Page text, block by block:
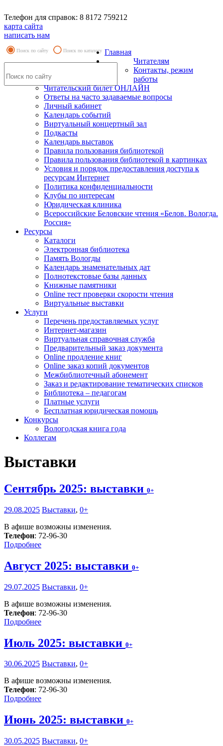
Телефон для справок: 8 8172 759212
карта сайта
написать нам
Поиск по сайту Поиск по каталогу Главная
Читателям
Контакты, режим
работы
Читательский билет ОНЛАЙН
Ответы на часто задаваемые вопросы
Личный кабинет
Календарь событий
Виртуальный концертный зал
Подкасты
Календарь выставок
Правила пользования библиотекой
Правила пользования библиотекой в картинках
Условия и порядок предоставления доступа к
ресурсам Интернет
Политика конфиденциальности
Клубы по интересам
Юридическая клиника
Всероссийские Беловские чтения «Белов. Вологда.
Россия»
Ресурсы
Каталоги
Электронная библиотека
Память Вологды
Календарь знаменательных дат
Полнотекстовые базы данных
Книжные памятники
Online тест проверки скорости чтения
Виртуальные выставки
Услуги
Перечень предоставляемых услуг
Интернет-магазин
Виртуальная справочная служба
Предварительный заказ документа
Online продление книг
Online заказ копий документов
Межбиблиотечный абонемент
Заказ и редактирование тематических списков
Библиотека – педагогам
Платные услуги
Бесплатная юридическая помощь
Конкурсы
Вологодская книга года
Коллегам
Выставки
Сентябрь 2025: выставки 0+
29.08.2025 Выставки, 0+
В афише возможны изменения.
Телефон: 72-96-30
Подробнее
Август 2025: выставки 0+
29.07.2025 Выставки, 0+
В афише возможны изменения.
Телефон: 72-96-30
Подробнее
Июль 2025: выставки 0+
30.06.2025 Выставки, 0+
В афише возможны изменения.
Телефон: 72-96-30
Подробнее
Июнь 2025: выставки 0+
30.05.2025 Выставки, 0+